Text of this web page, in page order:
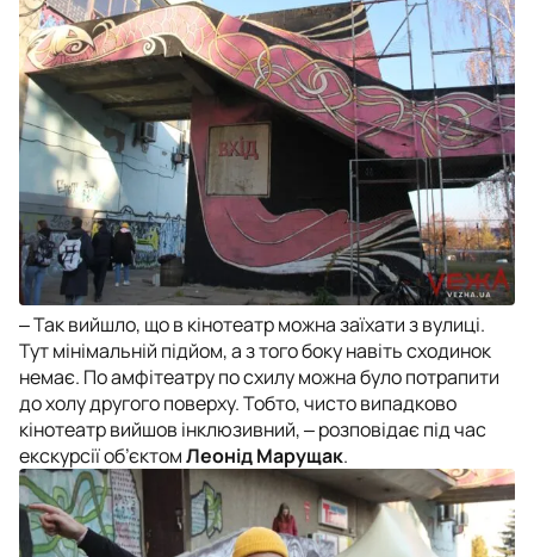
‒Так вийшло, що в кінотеатр можна заїхати з вулиці.
Тут мінімальній підйом, а з того боку навіть сходинок
немає. По амфітеатру по схилу можна було потрапити
до холу другого поверху. Тобто, чисто випадково
кінотеатр вийшов інклюзивний, ‒розповідає під час
екскурсії об’єктомЛеонід Марущак.